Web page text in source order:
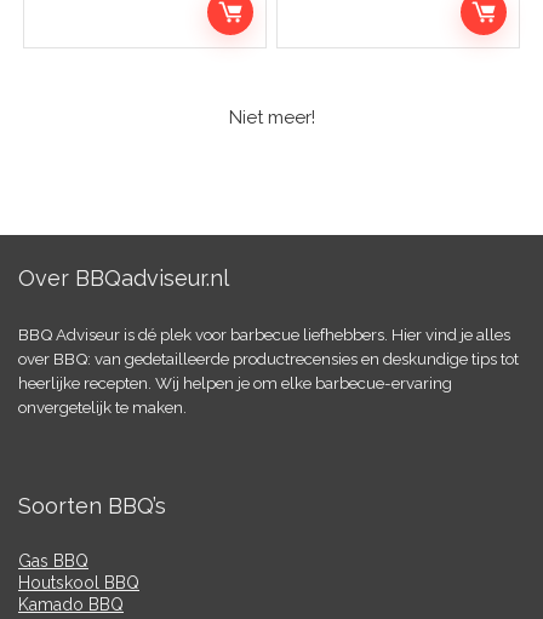
Niet meer!
Over BBQadviseur.nl
BBQ Adviseur is dé plek voor barbecue liefhebbers. Hier vind je alles
over BBQ: van gedetailleerde productrecensies en deskundige tips tot
heerlijke recepten. Wij helpen je om elke barbecue-ervaring
onvergetelijk te maken.
Soorten BBQ’s
Gas BBQ
Houtskool BBQ
Kamado BBQ